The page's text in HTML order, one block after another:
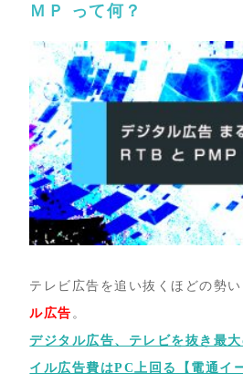
ＭＰ って何？
テレビ広告を追い抜くほどの勢
ル広告 。
デジタル広告、テレビを抜き最
イル広告費はPC上回る【電通イ